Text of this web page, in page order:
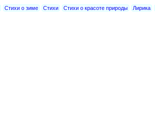
Стихи о зиме Стихи Стихи о красоте природы Лирика